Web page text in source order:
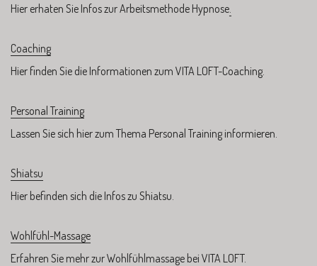
Hier erhaten Sie Infos zur Arbeitsmethode Hypnose
Coaching
Hier finden Sie die Informationen zum VITA LOFT-Coaching.
Personal Training
Lassen Sie sich hier zum Thema Personal Training informieren.
Shiatsu
Hier befinden sich die Infos zu Shiatsu.
Wohlfühl-Massage
Erfahren Sie mehr zur Wohlfühlmassage bei VITA LOFT.